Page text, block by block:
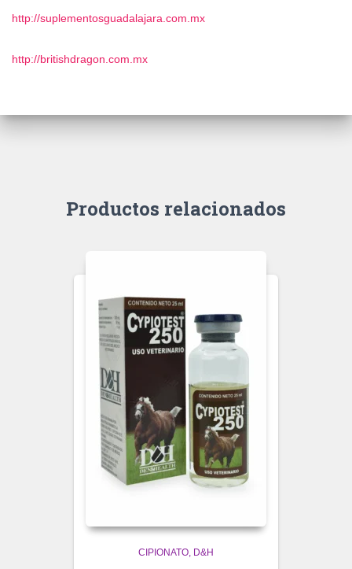
http://suplementosguadalajara.com.mx
http://britishdragon.com.mx
Productos relacionados
CIPIONATO D&H